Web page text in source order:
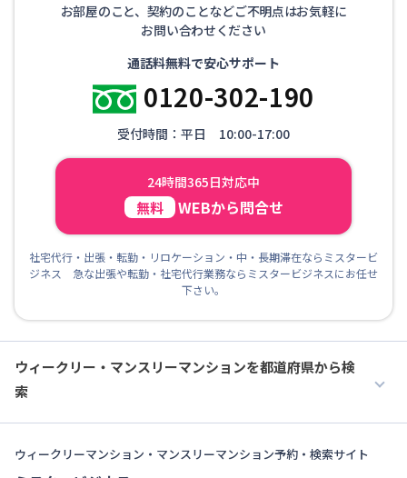
お部屋のこと、契約のことなどご不明点はお気軽に
お問い合わせください
通話料無料で安心サポート
0120-302-190
受付時間：平日 10:00-17:00
24時間365日対応中
無料 WEBから問合せ
社宅代行・出張・転勤・リロケーション・中・長期滞在ならミスタービ
ジネス 急な出張や転勤・社宅代行業務ならミスタービジネスにお任せ
下さい。
ウィークリー・マンスリーマンションを都道府県から検
索
ウィークリーマンション・マンスリーマンション予約・検索サイト